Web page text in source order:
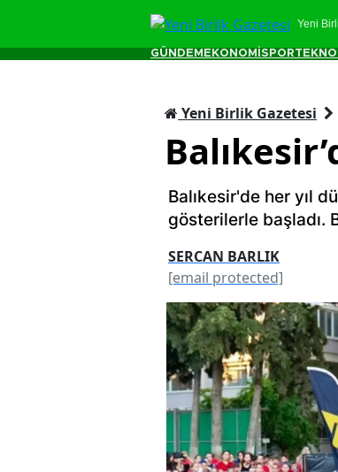
Yeni
GÜNDEM EKONOMİ SPOR
Yeni Birlik Gazetesi
Balıkesir'de her yıl
gösterilerle başladı.
SERCAN BARLIK
[email protected]